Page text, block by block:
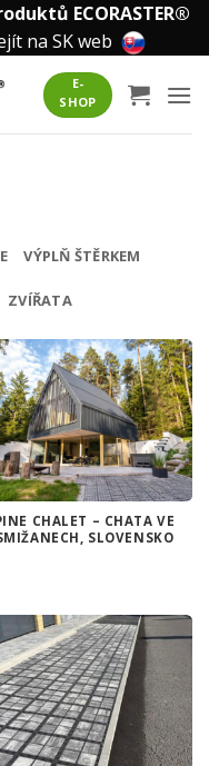
ECORASTER®
na SK web
E-
SHOP
VÝPLŇ ŠTĚRKEM
ZVÍŘATA
CHALET – CHATA VE
SLOVENSKO